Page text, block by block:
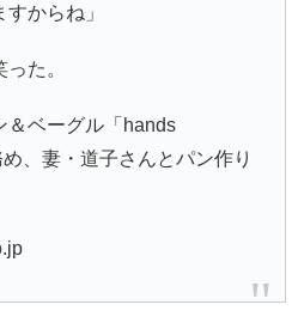
からね」
た。
＆ベーグル「hands
、妻・道子さんとパン作り